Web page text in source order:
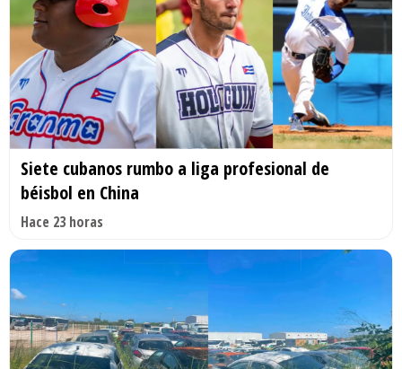
Siete cubanos rumbo a liga profesional de
béisbol en China
Hace 23 horas